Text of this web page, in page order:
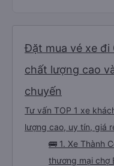
Đặt mua vé xe đi
chất lượng cao
chuyến
Tư vấn TOP 1 xe
lượng cao, uy tín, giá
🚌 1. Xe Thành
thương mại chợ